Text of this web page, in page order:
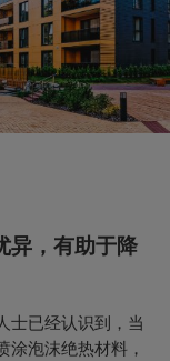
异，有助于降
士已经认识到，当
涂泡沫绝热材料，